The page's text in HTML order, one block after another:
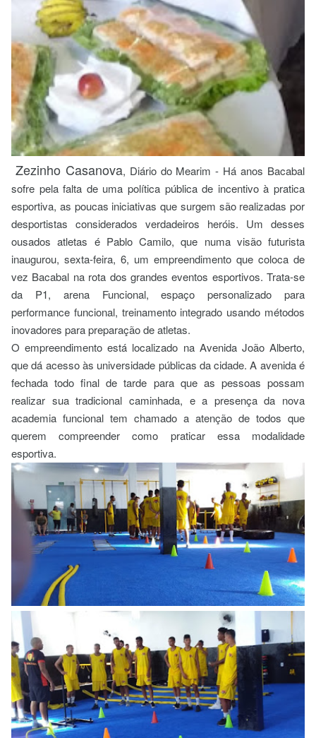
Zezinho Casanova, Diário do Mearim - Há anos Bacabal
sofre pela falta de uma política pública de incentivo à pratica
esportiva, as poucas iniciativas que surgem são realizadas por
desportistas considerados verdadeiros heróis. Um desses
ousados atletas é Pablo Camilo, que numa visão futurista
inaugurou, sexta-feira, 6, um empreendimento que coloca de
vez Bacabal na rota dos grandes eventos esportivos. Trata-se
da P1, arena Funcional, espaço personalizado para
performance funcional, treinamento integrado usando métodos
inovadores para preparação de atletas.
O empreendimento está localizado na Avenida João Alberto,
que dá acesso às universidade públicas da cidade. A avenida é
fechada todo final de tarde para que as pessoas possam
realizar sua tradicional caminhada, e a presença da nova
academia funcional tem chamado a atenção de todos que
querem compreender como praticar essa modalidade
esportiva.